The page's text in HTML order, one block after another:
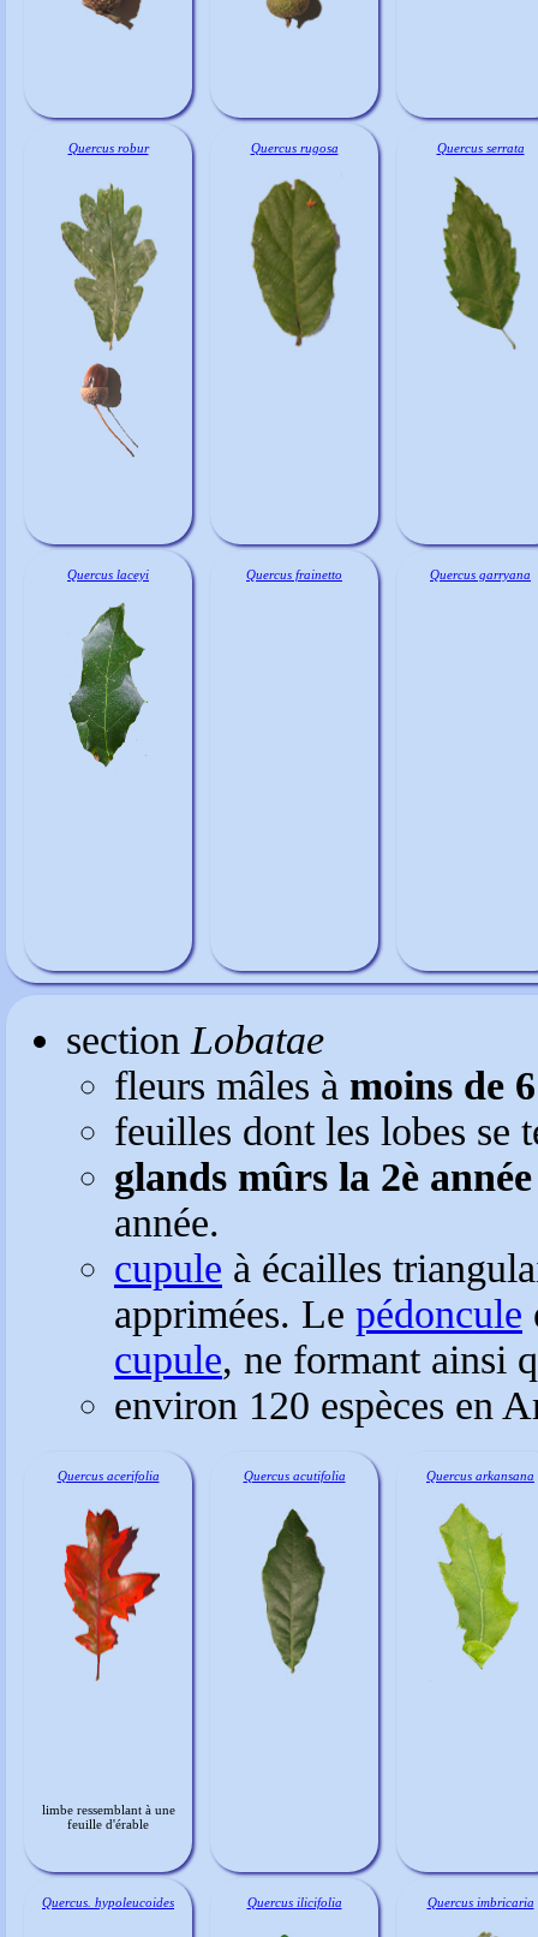
Quercus robur Quercus rugosa Quercus serrata
Quercus laceyi Quercus frainetto Quercus garryana
section Lobatae
fleurs mâles à moins de
feuilles dont les lobes se
glands mûrs la 2è
année.
cupule à écailles
apprimées. Le pédoncule
cupule, ne formant ainsi
environ 120 espèces en
Quercus acerifolia
limbe ressemblant à une
feuille d'érable
Quercus acutifolia Quercus arkansana
Quercus. hypoleucoides Quercus ilicifolia Quercus imbricaria